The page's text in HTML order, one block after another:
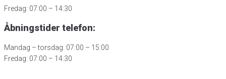
Fredag: 07:00 – 14:30
Åbningstider telefon:
Mandag – torsdag: 07:00 – 15:00
Fredag: 07:00 – 14:30